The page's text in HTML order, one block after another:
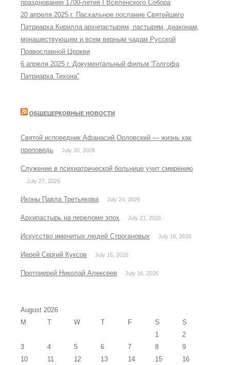
празднования 1700-летия I Вселенского Собора
20 апреля 2025 г. Пасхальное послание Святейшего
Патриарха Кирилла архипастырям, пастырям, диаконам,
монашествующим и всем верным чадам Русской
Православной Церкви
6 апреля 2025 г. Документальный фильм “Голгофа
Патриарха Тихона”
ОБЩЕЦЕРКОВНЫЕ НОВОСТИ
Святой исповедник Афанасий Орловский — жизнь как
проповедь
July 30, 2026
Служение в психиатрической больнице учит смирению
July 27, 2026
Иконы Павла Третьякова July 24, 2026
Архипастырь на переломе эпох July 21, 2026
Искусство именитых людей Строгановых July 16, 2026
Иерей Сергий Куксов July 16, 2026
Протоиерей Николай Алексеев July 16, 2026
August 2026
M
T W T F S S
1
2
3
4 5 6 7 8
9
10
11 12 13 14 15
16